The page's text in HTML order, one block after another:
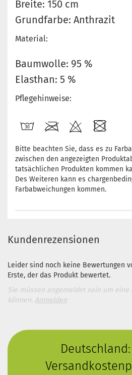
Breite: 150 cm
Grundfarbe: Anthrazit
Material:
Baumwolle: 95 %
Elasthan: 5 %
Pflegehinweise:
Bitte beachten Sie, dass es zu
zwischen den angezeigten
tatsächlichen Produkten kommen
Des Weiteren kann es
Farbabweichungen kommen.
Kundenrezensionen
Leider sind noch keine Bewertungen
Erste, der das Produkt bewertet.
Sie müssen angemeldet sein um eine
können. Anmelden